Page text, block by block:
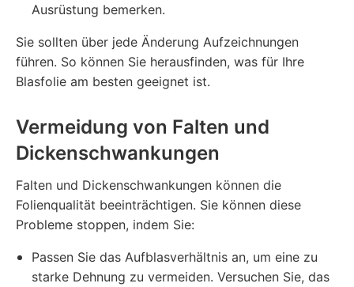
Ausrüstung bemerken.
Sie sollten über jede Änderung Aufzeichnungen
führen. So können Sie herausfinden, was für Ihre
Blasfolie am besten geeignet ist.
Vermeidung von Falten und
Dickenschwankungen
Falten und Dickenschwankungen können die
Folienqualität beeinträchtigen. Sie können diese
Probleme stoppen, indem Sie:
Passen Sie das Aufblasverhältnis an, um eine zu
starke Dehnung zu vermeiden. Versuchen Sie, das